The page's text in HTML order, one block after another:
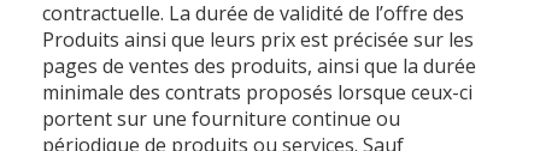
contractuelle. La durée de validité de l’offre des
Produits ainsi que leurs prix est précisée sur les
pages de ventes des produits, ainsi que la durée
minimale des contrats proposés lorsque ceux-ci
portent sur une fourniture continue ou
périodique de produits ou services. Sauf